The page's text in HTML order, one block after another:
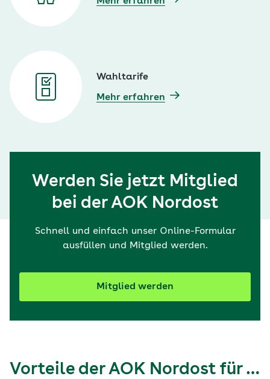
Wahltarife
Mehr erfahren
Werden Sie jetzt Mitglied
bei der AOK Nordost
Schnell und einfach unser Online-Formular
ausfüllen und Mitglied werden.
Mitglied werden
Vorteile der AOK Nordost für …